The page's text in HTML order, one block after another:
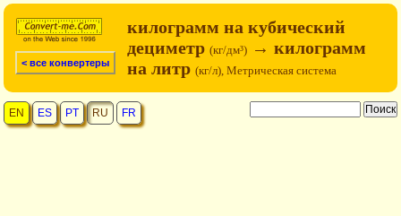
< все конвертеры
килограмм на кубический
дециметр (кг/дм³) → килограмм
на литр (кг/л), Метрическая система
EN ES PT RU FR